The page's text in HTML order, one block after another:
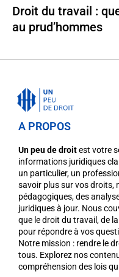
Droit du travail :
au prud’hommes
A PROPOS
Un peu de droitest votre
informations juridiques
un particulier, un
savoir plus sur vos droits,
pédagogiques, des
juridiques à jour. Nous
que le droit du travail, de
pour répondre à vos
Notre mission : rendre le
tous. Explorez nos
compréhension des lois